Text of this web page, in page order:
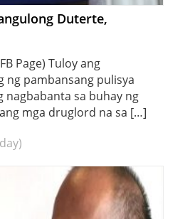
Duterte,
Page) Tuloy ang
ng pambansang pulisya
nagbabanta sa buhay ng
mga druglord na sa […]